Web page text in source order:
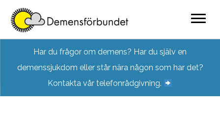
content
Har du frågor om demens? Har du själv en
demenssjukdom eller står nära någon som har det?
Kontakta vår telefonrådgivning.